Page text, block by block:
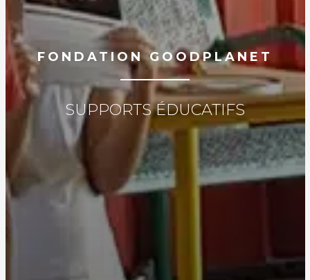
FONDATION GOODPLANET
SUPPORTS ÉDUCATIFS